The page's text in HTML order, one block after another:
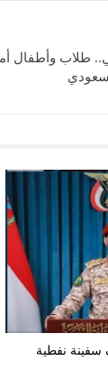
طلاب وأطفال
سفينة نفطية